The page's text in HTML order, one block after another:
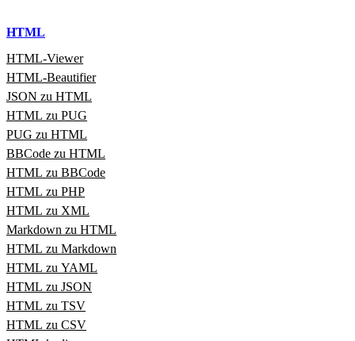
HTML
HTML‑Viewer
HTML‑Beautifier
JSON zu HTML
HTML zu PUG
PUG zu HTML
BBCode zu HTML
HTML zu BBCode
HTML zu PHP
HTML zu XML
Markdown zu HTML
HTML zu Markdown
HTML zu YAML
HTML zu JSON
HTML zu TSV
HTML zu CSV